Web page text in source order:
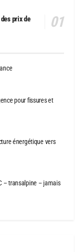
prix de
pour fissures et
énergétique vers
– transalpine – jamais